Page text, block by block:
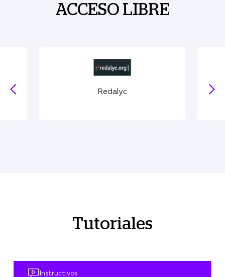
ACCESO LIBRE
Latindex
Tutoriales
Instructivos